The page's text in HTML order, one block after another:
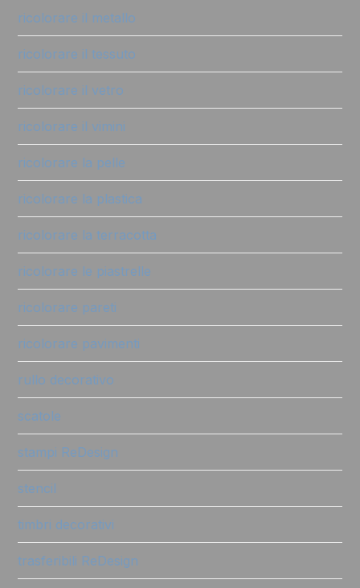
ricolorare il metallo
ricolorare il tessuto
ricolorare il vetro
ricolorare il vimini
ricolorare la pelle
ricolorare la plastica
ricolorare la terracotta
ricolorare le piastrelle
ricolorare pareti
ricolorare pavimenti
rullo decorativo
scatole
stampi ReDesign
stencil
timbri decorativi
trasferibili ReDesign